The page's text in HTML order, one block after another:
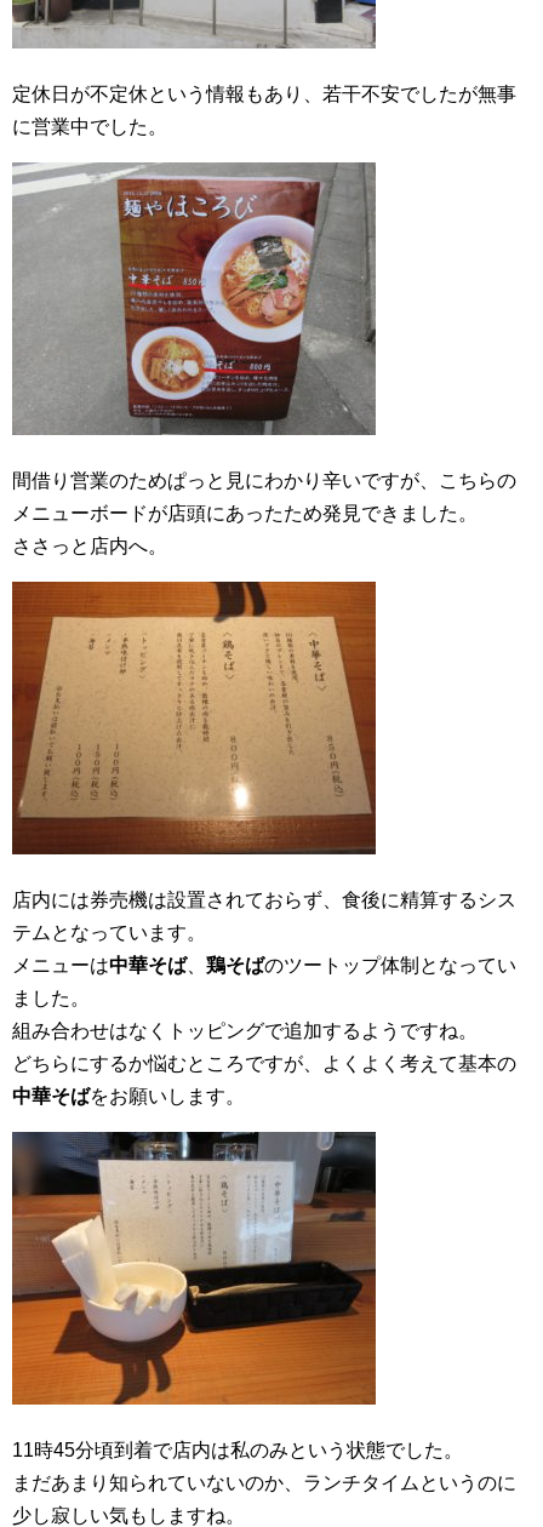
定休日が不定休という情報もあり、若干不安でしたが無事
に営業中でした。
間借り営業のためぱっと見にわかり辛いですが、こちらの
メニューボードが店頭にあったため発見できました。
ささっと店内へ。
店内には券売機は設置されておらず、食後に精算するシス
テムとなっています。
メニューは中華そば、 鶏そばのツートップ体制となってい
ました。
組み合わせはなくトッピングで追加するようですね。
どちらにするか悩むところですが、よくよく考えて基本の
中華そばをお願いします。
11時45分頃到着で店内は私のみという状態でした。
まだあまり知られていないのか、ランチタイムというのに
少し寂しい気もしますね。